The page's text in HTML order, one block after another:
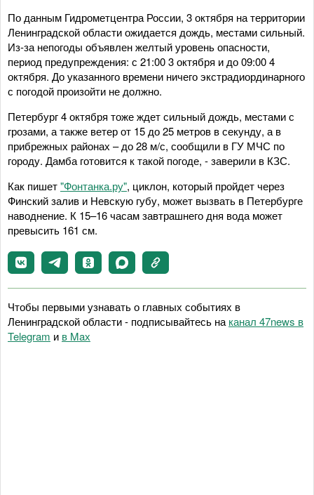
По данным Гидрометцентра России, 3 октября на территории
Ленинградской области ожидается дождь, местами сильный.
Из-за непогоды объявлен желтый уровень опасности,
период предупреждения: с 21:00 3 октября и до 09:00 4
октября. До указанного времени ничего экстрадиординарного
с погодой произойти не должно.
Петербург 4 октября тоже ждет сильный дождь, местами с
грозами, а также ветер от 15 до 25 метров в секунду, а в
прибрежных районах – до 28 м/с, сообщили в ГУ МЧС по
городу. Дамба готовится к такой погоде, - заверили в КЗС.
Как пишет"Фонтанка.ру", циклон, который пройдет через
Финский залив и Невскую губу, может вызвать в Петербурге
наводнение. К 15–16 часам завтрашнего дня вода может
превысить 161 см.
Чтобы первыми узнавать о главных событиях в
Ленинградской области - подписывайтесь на канал 47news в
Telegram и в Maх